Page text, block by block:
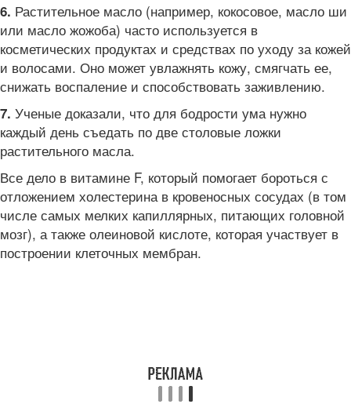
6. Растительное масло (например, кокосовое, масло ши
или масло жожоба) часто используется в
косметических продуктах и средствах по уходу за кожей
и волосами. Оно может увлажнять кожу, смягчать ее,
снижать воспаление и способствовать заживлению.
7. Ученые доказали, что для бодрости ума нужно
каждый день съедать по две столовые ложки
растительного масла.
Все дело в витамине F, который помогает бороться с
отложением холестерина в кровеносных сосудах (в том
числе самых мелких капиллярных, питающих головной
мозг), а также олеиновой кислоте, которая участвует в
построении клеточных мембран.